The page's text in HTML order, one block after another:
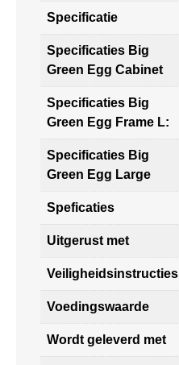
Specificatie
Specificaties Big
Green Egg Cabinet
Specificaties Big
Green Egg Frame L:
Specificaties Big
Green Egg Large
Speficaties
Uitgerust met
Veiligheidsinstructies
Voedingswaarde
Wordt geleverd met